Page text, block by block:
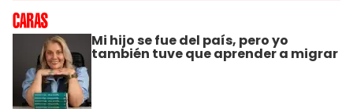
Mi hijo se fue del país, pero yo
también tuve que aprender a migrar